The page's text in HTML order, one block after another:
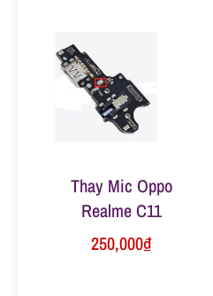
Thay Mic Oppo
Realme C11
250,000₫